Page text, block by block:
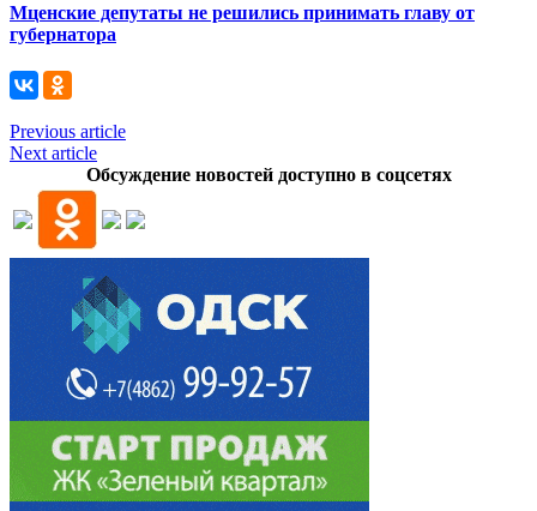
Мценские депутаты не решились принимать главу от
губернатора
Previous article
Next article
Обсуждение новостей доступно в соцсетях